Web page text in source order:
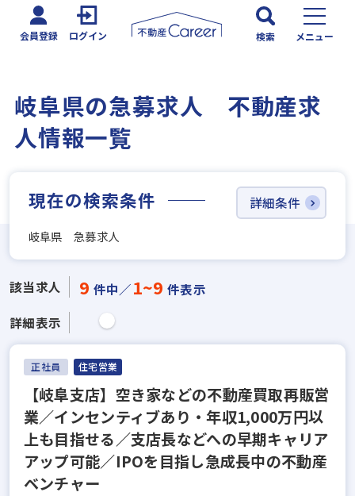
会員登録 ログイン 検索 メニュー
岐阜県の急募求人 不動産求
人情報一覧
現在の検索条件
岐阜県 急募求人
詳細条件
該当求人 9 件中／1~9 件表示
詳細表示
正社員 住宅営業
【岐阜支店】空き家などの不動産買取再販営
業／インセンティブあり・年収1,000万円以
上も目指せる／支店長などへの早期キャリア
アップ可能／IPOを目指し急成長中の不動産
ベンチャー